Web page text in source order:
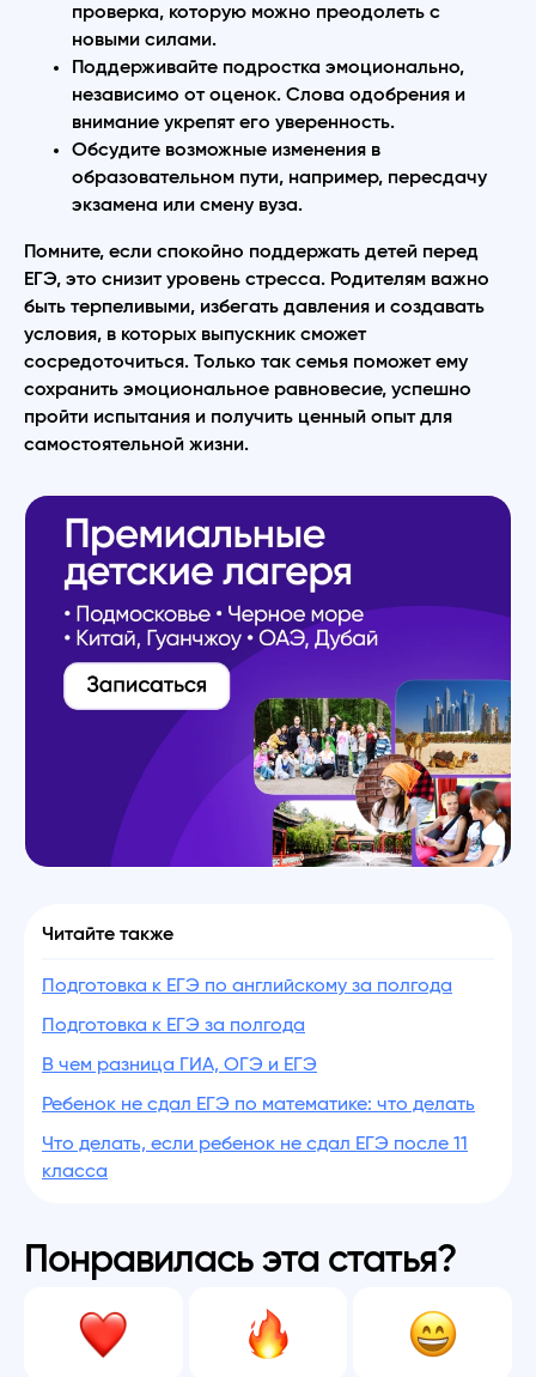
проверка, которую можно преодолеть с
новыми силами.
Поддерживайте подростка эмоционально,
независимо от оценок. Слова одобрения и
внимание укрепят его уверенность.
Обсудите возможные изменения в
образовательном пути, например, пересдачу
экзамена или смену вуза.
Помните, если спокойно поддержать детей перед
ЕГЭ, это снизит уровень стресса. Родителям важно
быть терпеливыми, избегать давления и создавать
условия, в которых выпускник сможет
сосредоточиться. Только так семья поможет ему
сохранить эмоциональное равновесие, успешно
пройти испытания и получить ценный опыт для
самостоятельной жизни.
Читайте также
Подготовка к ЕГЭ по английскому за полгода
Подготовка к ЕГЭ за полгода
В чем разница ГИА, ОГЭ и ЕГЭ
Ребенок не сдал ЕГЭ по математике: что делать
Что делать, если ребенок не сдал ЕГЭ после 11
класса
Понравилась эта статья?